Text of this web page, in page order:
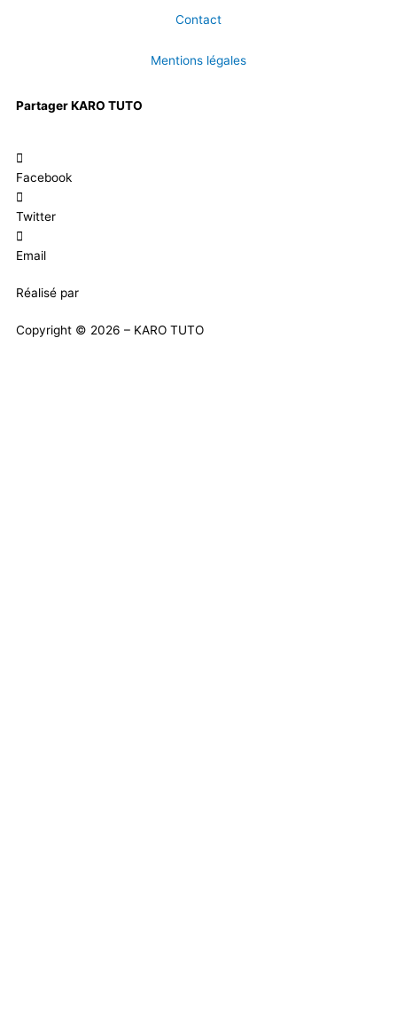
Contact
Mentions légales
Partager KARO TUTO
Facebook
Twitter
Email
Réalisé par
Copyright © 2026 – KARO TUTO